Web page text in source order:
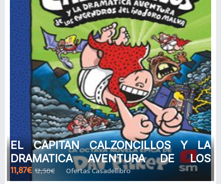
EL CAPITAN CALZONCILLOS Y LA
DRAMATICA AVENTURA DE LOS
ENGENDROS DEL INODORO MALVA
11,87€ 12,50€ Ofertas Casadellibro